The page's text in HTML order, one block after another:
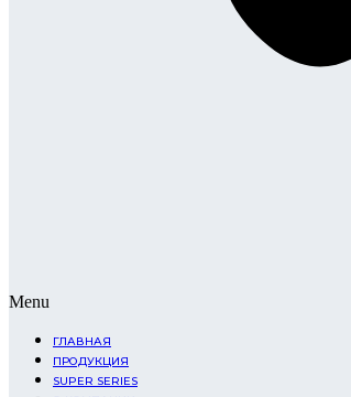
Menu
ГЛАВНАЯ
ПРОДУКЦИЯ
SUPER SERIES